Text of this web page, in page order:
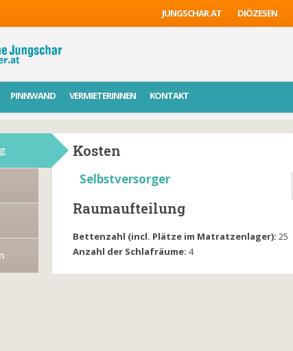
JUNGSCHAR.AT DIÖZESEN
PINNWAND VERMIETERINNEN KONTAKT
Kosten
Selbstversorger
Raumaufteilung
Bettenzahl (incl. Plätze im Matratzenlager):25
Anzahl der Schlafräume:4